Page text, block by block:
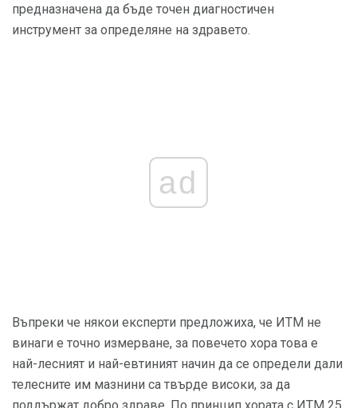
предназначена да бъде точен диагностичен
инструмент за определяне на здравето.
ad
Въпреки че някои експерти предложиха, че ИТМ не
винаги е точно измерване, за повечето хора това е
най-лесният и най-евтиният начин да се определи дали
телесните им мазнини са твърде високи, за да
поддържат добро здраве. По принцип хората с ИТМ 25